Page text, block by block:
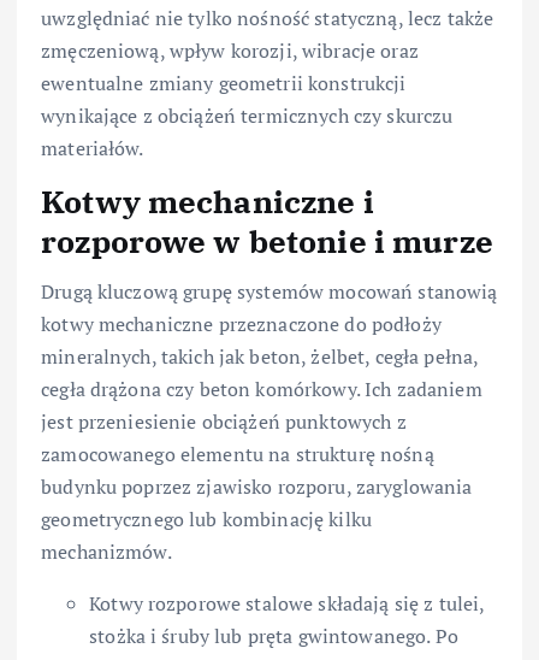
uwzględniać nie tylko nośność statyczną, lecz także
zmęczeniową, wpływ korozji, wibracje oraz
ewentualne zmiany geometrii konstrukcji
wynikające z obciążeń termicznych czy skurczu
materiałów.
Kotwy mechaniczne i
rozporowe w betonie i murze
Drugą kluczową grupę systemów mocowań stanowią
kotwy mechaniczne przeznaczone do podłoży
mineralnych, takich jak beton, żelbet, cegła pełna,
cegła drążona czy beton komórkowy. Ich zadaniem
jest przeniesienie obciążeń punktowych z
zamocowanego elementu na strukturę nośną
budynku poprzez zjawisko rozporu, zaryglowania
geometrycznego lub kombinację kilku
mechanizmów.
Kotwy rozporowe stalowe składają się z tulei,
stożka i śruby lub pręta gwintowanego. Po